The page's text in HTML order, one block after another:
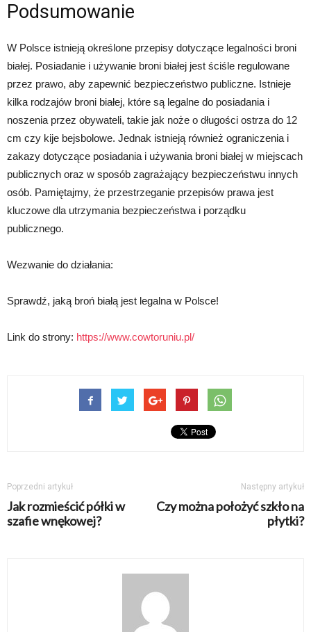
Podsumowanie
W Polsce istnieją określone przepisy dotyczące legalności broni
białej. Posiadanie i używanie broni białej jest ściśle regulowane
przez prawo, aby zapewnić bezpieczeństwo publiczne. Istnieje
kilka rodzajów broni białej, które są legalne do posiadania i
noszenia przez obywateli, takie jak noże o długości ostrza do 12
cm czy kije bejsbolowe. Jednak istnieją również ograniczenia i
zakazy dotyczące posiadania i używania broni białej w miejscach
publicznych oraz w sposób zagrażający bezpieczeństwu innych
osób. Pamiętajmy, że przestrzeganie przepisów prawa jest
kluczowe dla utrzymania bezpieczeństwa i porządku
publicznego.
Wezwanie do działania:
Sprawdź, jaką broń białą jest legalna w Polsce!
Link do strony: https://www.cowtoruniu.pl/
Poprzedni artykuł
Jak rozmieścić półki w
szafie wnękowej?
Następny artykuł
Czy można położyć szkło na
płytki?